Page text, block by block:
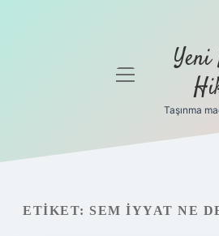
Gizlilik
Yasal Uyarı
menüyü
Yeni
Taşınma
ETIKET: SEM IYYAT NE